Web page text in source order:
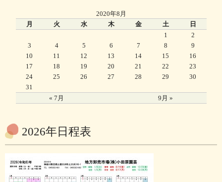
2020年8月
月
火 水 木 金 土 日
« 7月 9月 »
1
2
3
4 5 6 7 8
9
10
11 12 13 14 15
16
17
18 19 20 21 22
23
24
25 26 27 28 29
30
31
2026年日程表